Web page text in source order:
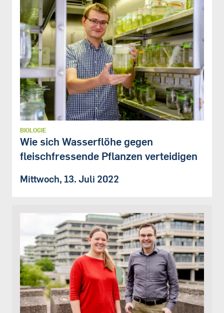
BIOLOGIE
Wie sich Wasserflöhe gegen
fleischfressende Pflanzen verteidigen
Mittwoch, 13. Juli 2022